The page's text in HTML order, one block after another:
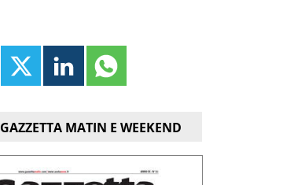
GAZZETTA MATIN E WEEKEND